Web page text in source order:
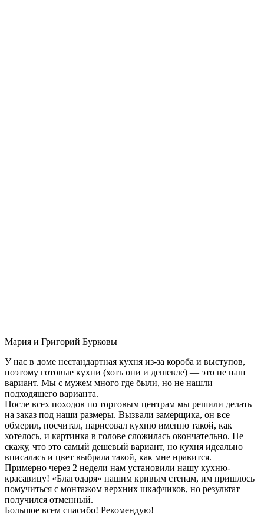
Мария и Григорий Бурковы
У нас в доме нестандартная кухня из-за короба и выступов,
поэтому готовые кухни (хоть они и дешевле) — это не наш
вариант. Мы с мужем много где были, но не нашли
подходящего варианта.
После всех походов по торговым центрам мы решили делать
на заказ под наши размеры. Вызвали замерщика, он все
обмерил, посчитал, нарисовал кухню именно такой, как
хотелось, и картинка в голове сложилась окончательно. Не
скажу, что это самый дешевый вариант, но кухня идеально
вписалась и цвет выбрала такой, как мне нравится.
Примерно через 2 недели нам установили нашу кухню-
красавицу! «Благодаря» нашим кривым стенам, им пришлось
помучиться с монтажом верхних шкафчиков, но результат
получился отменный.
Большое всем спасибо! Рекомендую!